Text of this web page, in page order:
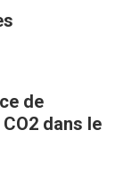
de
dans le